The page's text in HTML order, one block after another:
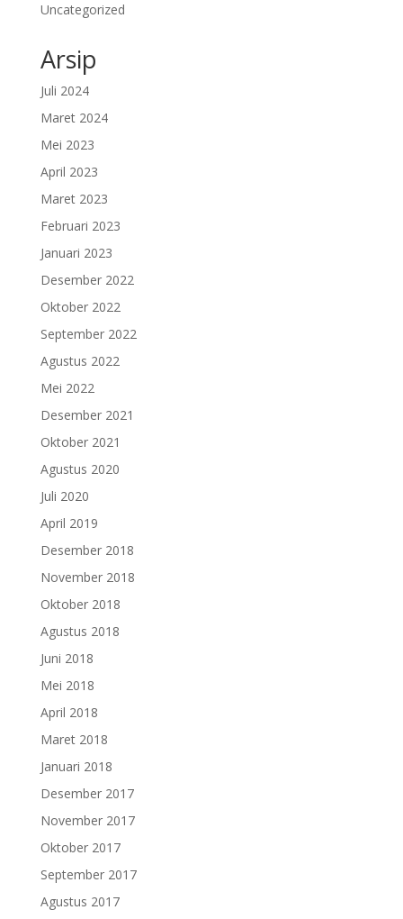
Uncategorized
Arsip
Juli 2024
Maret 2024
Mei 2023
April 2023
Maret 2023
Februari 2023
Januari 2023
Desember 2022
Oktober 2022
September 2022
Agustus 2022
Mei 2022
Desember 2021
Oktober 2021
Agustus 2020
Juli 2020
April 2019
Desember 2018
November 2018
Oktober 2018
Agustus 2018
Juni 2018
Mei 2018
April 2018
Maret 2018
Januari 2018
Desember 2017
November 2017
Oktober 2017
September 2017
Agustus 2017